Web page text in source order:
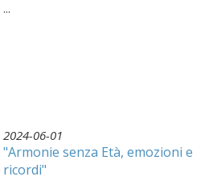
...
2024-06-01
"Armonie senza Età, emozioni e
ricordi"